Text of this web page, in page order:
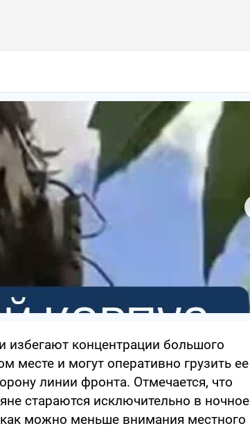
избегают концентрации большого
месте и могут оперативно грузить ее
линии фронта. Отмечается, что
стараются исключительно в ночное
можно меньше внимания местного